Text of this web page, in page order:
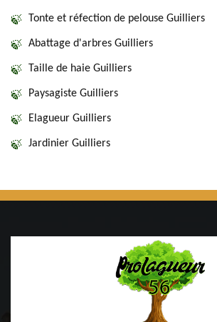
Tonte et réfection de pelouse Guilliers
Abattage d'arbres Guilliers
Taille de haie Guilliers
Paysagiste Guilliers
Elagueur Guilliers
Jardinier Guilliers